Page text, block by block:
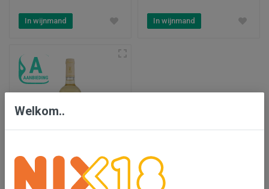
In wijnmand In wijnmand
Château Hauterive le Haut
'Sainte Marie' blanc
Welkom..